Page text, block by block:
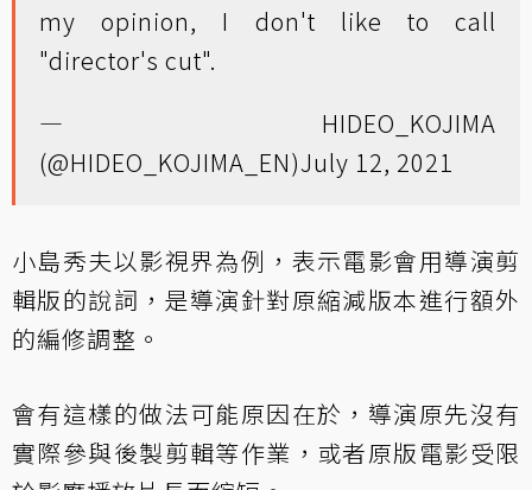
my opinion, I don't like to call
"director's cut".
— HIDEO_KOJIMA
(@HIDEO_KOJIMA_EN)July 12, 2021
小島秀夫以影視界為例，表示電影會用導演剪
輯版的說詞，是導演針對原縮減版本進行額外
的編修調整。
會有這樣的做法可能原因在於，導演原先沒有
實際參與後製剪輯等作業，或者原版電影受限